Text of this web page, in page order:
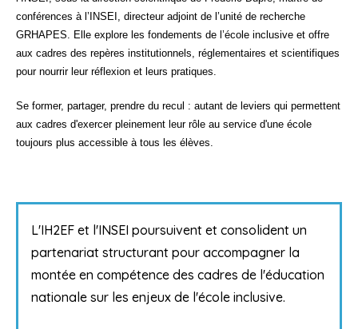
conférences à l’INSEI, directeur adjoint de l’unité de recherche
GRHAPES. Elle explore les fondements de l’école inclusive et offre
aux cadres des repères institutionnels, réglementaires et scientifiques
pour nourrir leur réflexion et leurs pratiques.
Se former, partager, prendre du recul : autant de leviers qui permettent
aux cadres d'exercer pleinement leur rôle au service d'une école
toujours plus accessible à tous les élèves.
L'IH2EF et l'INSEI poursuivent et consolident un
partenariat structurant pour accompagner la
montée en compétence des cadres de l'éducation
nationale sur les enjeux de l'école inclusive.